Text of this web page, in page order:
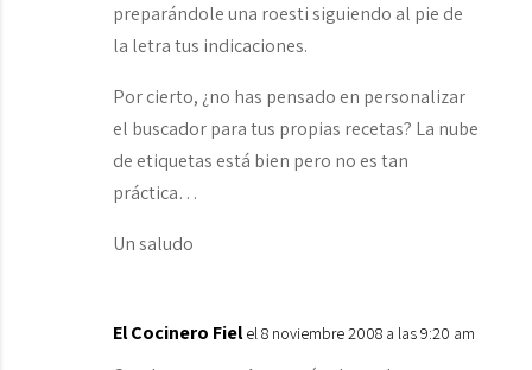
preparándole una roesti siguiendo al pie de
la letra tus indicaciones.
Por cierto, ¿no has pensado en personalizar
el buscador para tus propias recetas? La nube
de etiquetas está bien pero no es tan
práctica…
Un saludo
El Cocinero Fiel el 8 noviembre 2008 a las 9:20 am